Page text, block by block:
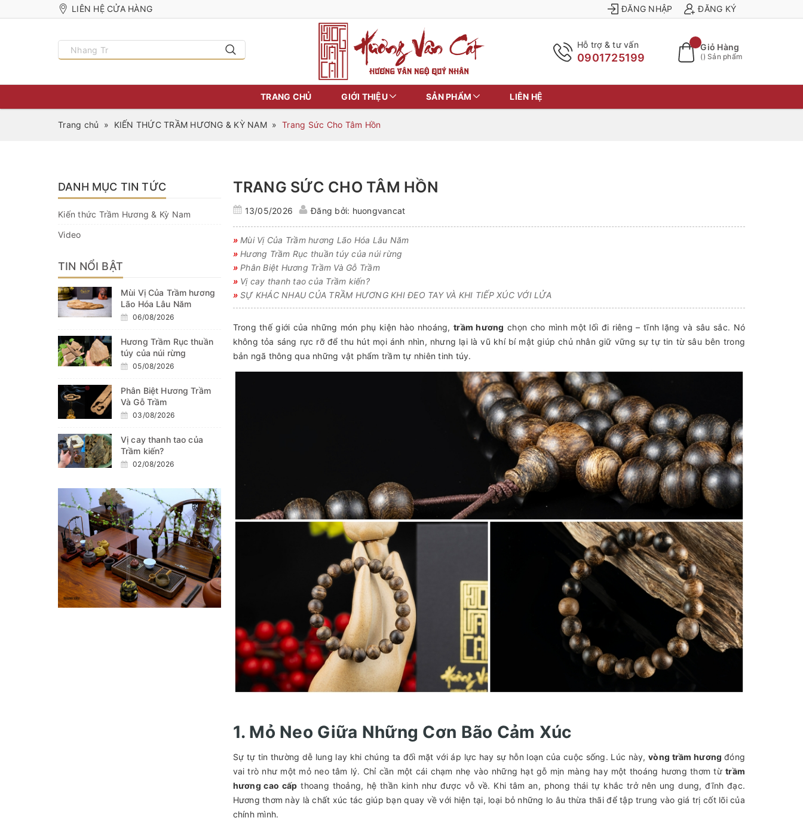
LIÊN HỆ CỬA HÀNG ĐĂNG NHẬP ĐĂNG KÝ
Hỗ trợ & tư vấn
0901725199
Giỏ Hàng
() Sản phẩm
TRANG CHỦ GIỚI THIỆU SẢN PHẨM LIÊN HỆ
Trang chủ » KIẾN THỨC TRẦM HƯƠNG & KỲ NAM » Trang Sức Cho Tâm Hồn
TRANG SỨC CHO TÂM HỒN
13/05/2026 Đăng bởi: huongvancat
»Mùi Vị Của Trầm hương Lão Hóa Lâu Năm
»Hương Trầm Rục thuần túy của núi rừng
»Phân Biệt Hương Trầm Và Gỗ Trầm
»Vị cay thanh tao của Trầm kiến?
»SỰ KHÁC NHAU CỦA TRẦM HƯƠNG KHI ĐEO TAY VÀ KHI TIẾP XÚC VỚI LỬA
Trong thế giới của những món phụ kiện hào nhoáng, trầm hương chọn cho mình một lối đi riêng – tĩnh lặng và sâu sắc. Nó
không tỏa sáng rực rỡ để thu hút mọi ánh nhìn, nhưng lại là vũ khí bí mật giúp chủ nhân giữ vững sự tự tin từ sâu bên trong
bản ngã thông qua những vật phẩm trầm tự nhiên tinh túy.
1. Mỏ Neo Giữa Những Cơn Bão Cảm Xúc
Sự tự tin thường dễ lung lay khi chúng ta đối mặt với áp lực hay sự hỗn loạn của cuộc sống. Lúc này,vòng trầm hươngđóng
vai trò như một mỏ neo tâm lý. Chỉ cần một cái chạm nhẹ vào những hạt gỗ mịn màng hay một thoáng hương thơm từ trầm
hương cao cấp thoang thoảng, hệ thần kinh như được vỗ về. Khi tâm an, phong thái tự khắc trở nên ung dung, đĩnh đạc.
Hương thơm này là chất xúc tác giúp bạn quay về với hiện tại, loại bỏ những lo âu thừa thãi để tập trung vào giá trị cốt lõi của
chính mình.
DANH MỤC TIN TỨC
Kiến thức Trầm Hương & Kỳ Nam
Video
TIN NỔI BẬT
Mùi Vị Của Trầm hương
Lão Hóa Lâu Năm
06/08/2026
Hương Trầm Rục thuần
túy của núi rừng
05/08/2026
Phân Biệt Hương Trầm
Và Gỗ Trầm
03/08/2026
Vị cay thanh tao của
Trầm kiến?
02/08/2026